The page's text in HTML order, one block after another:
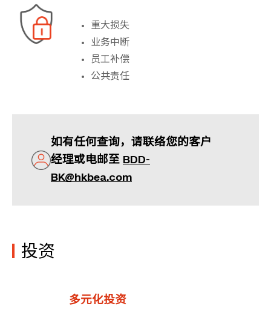
重大损失
业务中断
员工补偿
公共责任
如有任何查询，请联络您的客户
经理或电邮至 BDD-
BK@hkbea.com
投资
多元化投资